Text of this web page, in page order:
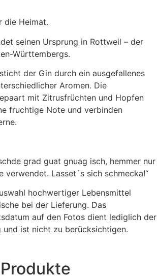
die Heimat.
seinen Ursprung in Rottweil – der
Württembergs.
der Gin durch ein ausgefallenes
Aromen. Die
mit Zitrusfrüchten und Hopfen
fruchtige Note und verbinden
grad guat gnuag isch, hemmer nur
verwendet. Lasset´s sich schmecka!“
hochwertiger Lebensmittel
bei der Lieferung. Das
auf den Fotos dient lediglich der
und ist nicht zu berücksichtigen.